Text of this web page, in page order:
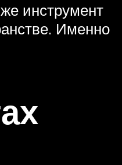
инструмент
Именно